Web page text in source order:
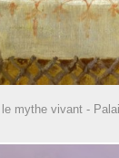
mythe vivant -